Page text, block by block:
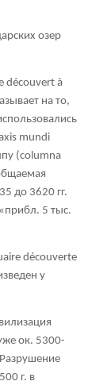
озер
découvert à
на то,
mundi
(columna
до 3620 гг.
5 тыс.
découverte
у
ок. 5300-
г. в